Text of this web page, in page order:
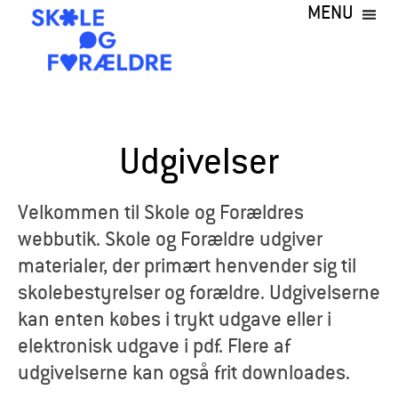
hovedindhold
l
e
o
g
F
MENU
Udgivelser
Velkommen til Skole og Forældres
webbutik. Skole og Forældre udgiver
materialer, der primært henvender sig til
skolebestyrelser og forældre. Udgivelserne
kan enten købes i trykt udgave eller i
elektronisk udgave i pdf. Flere af
udgivelserne kan også frit downloades.